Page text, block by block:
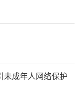
成年人网络保护